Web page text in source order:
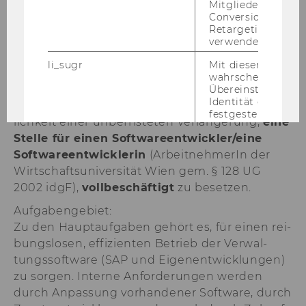
.
Ende der Be­wer­bungs­frist: 12. Jän­ner 2011
2.) In den IT-​Services/ Ver­wal­tungs­ap­pli­ka­tio­
ist vor­aus­sicht­lich ab 1. Fe­bru­ar 2011, vor­
läu­fig auf sechs Mo­na­te be­fris­tet, mit der Mög­
lich­keit einer un­be­fris­te­ten Ver­län­ge­rung,eine
Stel­le für einen Soft­ware­ent­wick­ler/eine
Soft­ware­ent­wick­le­rin (Ar­beit­neh­me­rIn der
Wirt­schafts­uni­ver­si­tät Wien gem. § 128 UG
2002 idgF), voll­be­schäf­tigt zu be­set­zen.
Auf­ga­ben­ge­biet:
Zu den Haupt­auf­ga­ben ge­hört es, für einen rei­
bungs­lo­sen, ef­fi­zi­en­ten Be­trieb der Ver­wal­
tungs­soft­ware (SAP und Ei­gen­ent­wick­lun­gen)
zu sor­gen. In­ter­ne An­for­de­run­gen wer­den
durch An­pas­sung vor­han­de­ner Soft­ware, durch
Conversion-
Retargeting und
verwendet wird.
li_sugr
Mit diesem
Identität eines
festgestellt.
U
Bei diesem
sich um eine
für Nutzer.
_guid
Mit diesem
BizographicsOptOut
Mit diesem
Ablehnungsstatus
Tracking durch
ermittelt.
lidc
Dieses Cookie